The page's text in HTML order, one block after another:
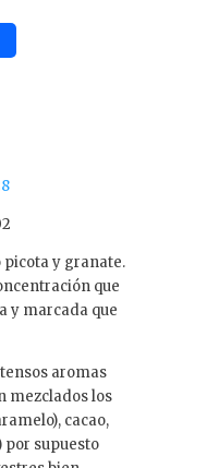
picota y granate.
que
y marcada que
aromas
mezclados los
cacao,
por supuesto